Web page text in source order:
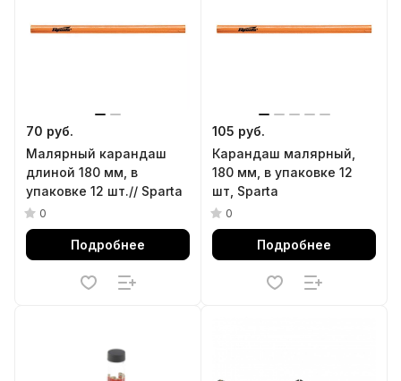
70 руб.
Малярный карандаш
длиной 180 мм, в
упаковке 12 шт.// Sparta
0
Подробнее
105 руб.
Карандаш малярный,
180 мм, в упаковке 12
шт, Sparta
0
Подробнее